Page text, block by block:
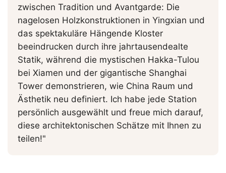
zwischen Tradition und Avantgarde: Die
nagelosen Holzkonstruktionen in Yingxian und
das spektakuläre Hängende Kloster
beeindrucken durch ihre jahrtausendealte
Statik, während die mystischen Hakka-Tulou
bei Xiamen und der gigantische Shanghai
Tower demonstrieren, wie China Raum und
Ästhetik neu definiert. Ich habe jede Station
persönlich ausgewählt und freue mich darauf,
diese architektonischen Schätze mit Ihnen zu
teilen!"